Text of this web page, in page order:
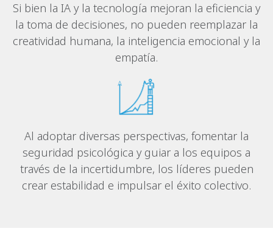
Si bien la IA y la tecnología mejoran la eficiencia y
la toma de decisiones, no pueden reemplazar la
creatividad humana, la inteligencia emocional y la
empatía.
Al adoptar diversas perspectivas, fomentar la
seguridad psicológica y guiar a los equipos a
través de la incertidumbre, los líderes pueden
crear estabilidad e impulsar el éxito colectivo.